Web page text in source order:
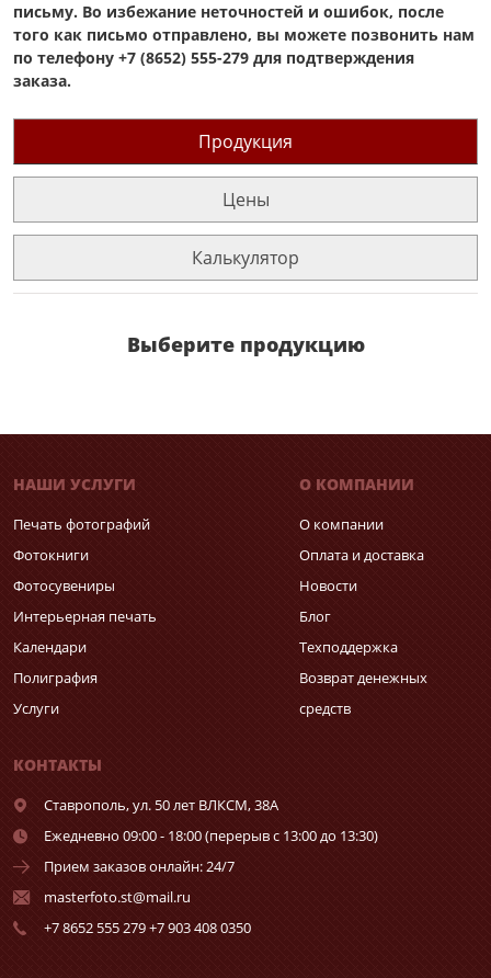
письму. Во избежание неточностей и ошибок, после
того как письмо отправлено, вы можете позвонить нам
по телефону +7 (8652) 555-279 для подтверждения
заказа.
Продукция
Цены
Калькулятор
Выберите продукцию
НАШИ УСЛУГИ
Печать фотографий
Фотокниги
Фотосувениры
Интерьерная печать
Календари
Полиграфия
Услуги
О КОМПАНИИ
О компании
Оплата и доставка
Новости
Блог
Техподдержка
Возврат денежных
средств
КОНТАКТЫ
Ставрополь,ул. 50 лет ВЛКСМ, 38А
Ежедневно 09:00 - 18:00 (перерыв с 13:00 до 13:30)
Прием заказов онлайн: 24/7
masterfoto.st@mail.ru
+7 8652 555 279 +7 903 408 0350